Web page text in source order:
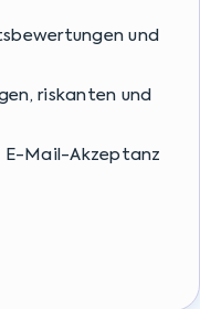
und
riskanten und
E-Mail-Akzeptanz